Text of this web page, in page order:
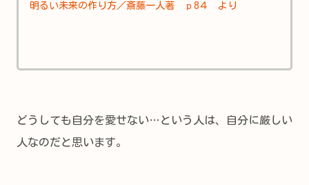
明るい未来の作り方／斎藤一人著 ｐ8４ より
どうしても自分を愛せない…という人は、自分に厳しい
人なのだと思います。